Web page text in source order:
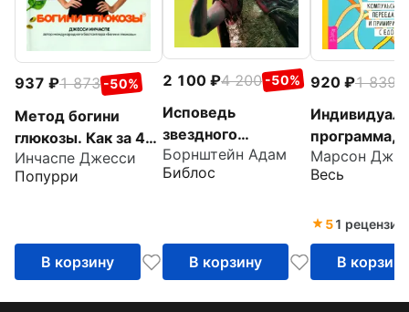
937 1 873 -50%
Метод богини
глюкозы. Как за 4
недели избавиться
от тяги к еде,
Инчаспе Джесси
Попурри
В корзину
2 100 4 200 -50%
Исповедь
звездного
диетолога. Как
похудеть навсегда,
Борнштейн Адам
Библос
В корзину
920 1 839
программа,
недель
едой
Марсон
Весь
51 рецензия
В корзину